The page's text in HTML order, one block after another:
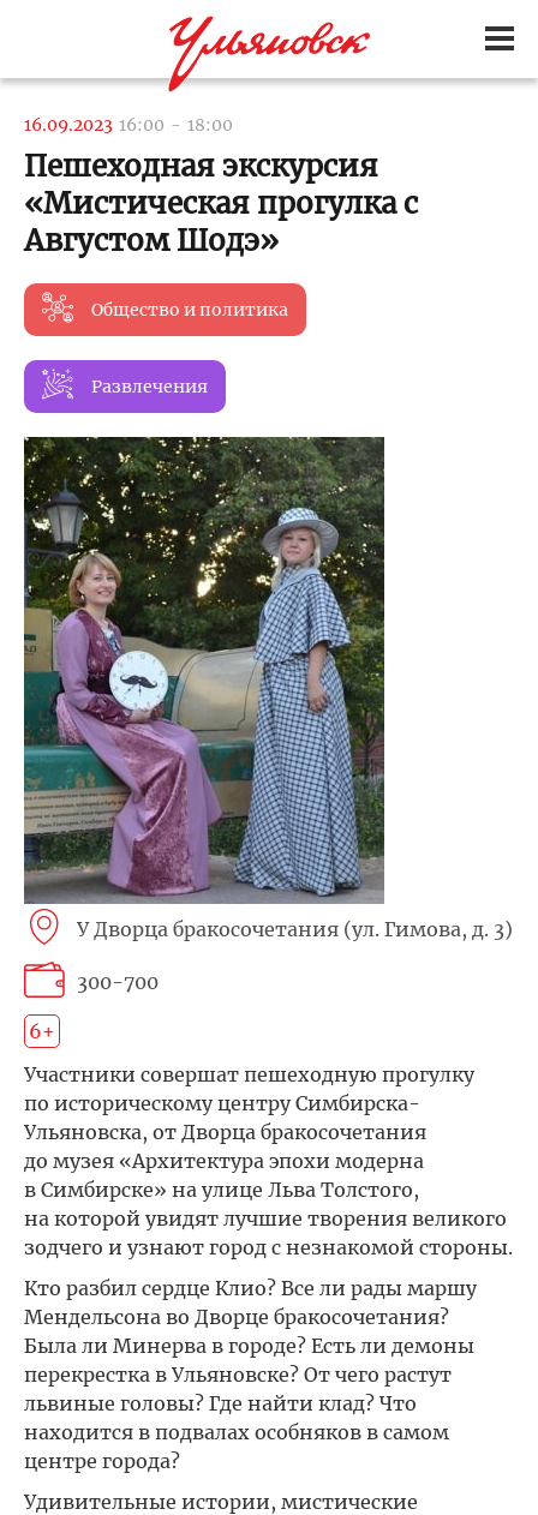
16.09.2023 16:00 - 18:00
Пешеходная экскурсия
«Мистическая прогулка с
Августом Шодэ»
Общество и политика
Развлечения
У Дворца бракосочетания (ул. Гимова, д. 3)
300-700
6+
Участники совершат пешеходную прогулку
по историческому центру Симбирска-
Ульяновска, от Дворца бракосочетания
до музея «Архитектура эпохи модерна
в Симбирске» на улице Льва Толстого,
на которой увидят лучшие творения великого
зодчего и узнают город с незнакомой стороны.
Кто разбил сердце Клио? Все ли рады маршу
Мендельсона во Дворце бракосочетания?
Была ли Минерва в городе? Есть ли демоны
перекрестка в Ульяновске? От чего растут
львиные головы? Где найти клад? Что
находится в подвалах особняков в самом
центре города?
Удивительные истории, мистические